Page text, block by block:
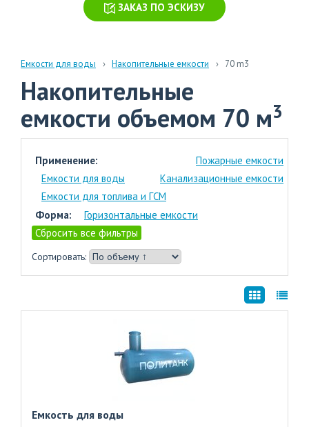
и
Очистка
навозных
стоков
ЗАКАЗ ПО ЭСКИЗУ
Емкости для воды Накопительные емкости 70 m3
Накопительные
емкости объемом 70 м3
Применение:
Пожарные емкости
Емкости для воды
Канализационные емкости
Емкости для топлива и ГСМ
Форма:
Горизонтальные емкости
Сбросить все фильтры
Сортировать:
Емкость для воды